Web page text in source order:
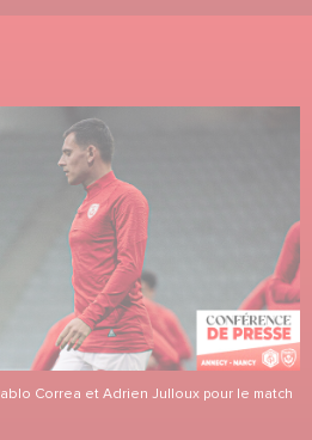
Correa et Adrien Julloux pour le match